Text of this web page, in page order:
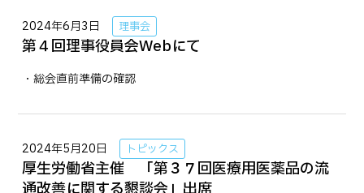
2024年6月3日 理事会
第４回理事役員会Webにて
・総会直前準備の確認
2024年5月20日 トピックス
厚生労働省主催 「第３７回医療用医薬品の流